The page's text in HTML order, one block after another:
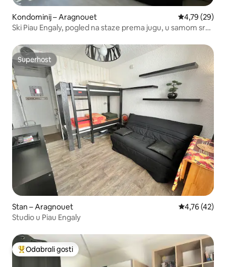
Kondominij – Aragnouet Prosječna
4,79 (29)
Ski Piau Engaly, pogled na staze prema jugu, u samom srcu
Superhost
Superhost
Stan – Aragnouet Prosječna
4,76 (42)
Studio u Piau Engaly
Među najviše rangiranima s oznakom „Odabrali gosti”
Odabrali gosti